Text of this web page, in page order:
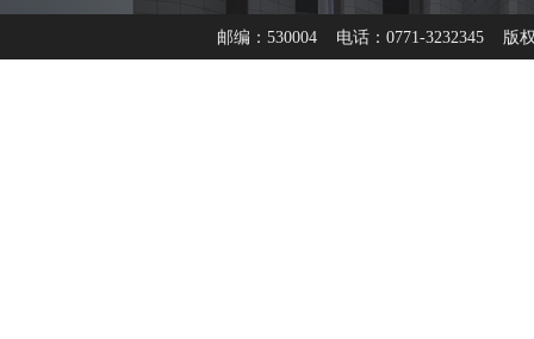
邮编：530004 电话：0771-3232345 版